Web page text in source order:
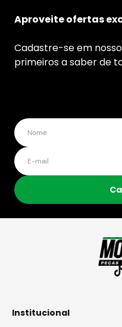
Aproveite ofertas
Cadastre-se em
primeiros a saber de
Institucional